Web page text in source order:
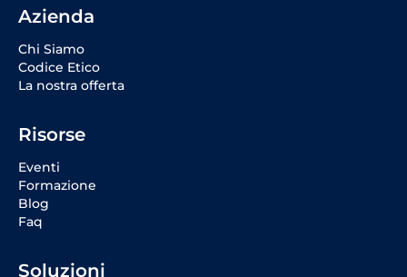
Azienda
Chi Siamo
Codice Etico
La nostra offerta
Risorse
Eventi
Formazione
Blog
Faq
Soluzioni